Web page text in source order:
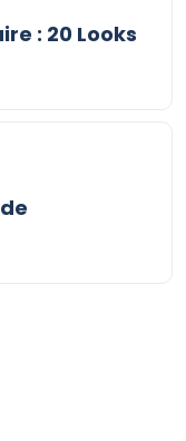
: 20 Looks